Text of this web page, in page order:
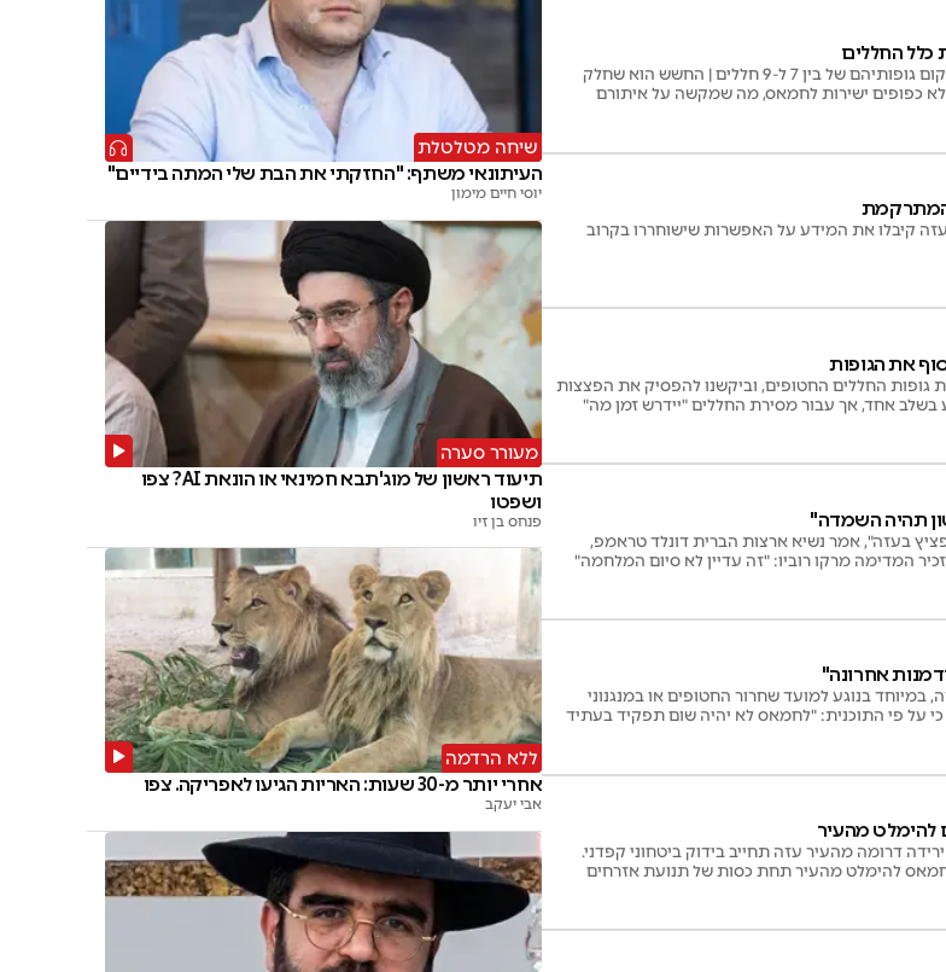
החללים
לפי הדיווח, בארגון הטרור חמאס לא יודעים את מיקום גופותיהם של בין 7 ל-9 חללים | החשש הוא שחלק
כפופים ישירות לחמאס, מה שמקשה על איתורם
המתרקמת
קיבלו את המידע על האפשרות שישוחררו בקרוב
את הגופות
גופות החללים החטופים, וביקשנו להפסיק את הפצצות
בשלב אחד, אך עבור מסירת החללים "יידרש זמן מה"
תהיה השמדה"
בעזה", אמר נשיא ארצות הברית דונלד טראמפ,
המדימה מרקו רוביו: "זה עדיין לא סיום המלחמה"
אחרונה"
בנוגע למועד שחרור החטופים או במנגנוני
על פי התוכנית: "לחמאס לא יהיה שום תפקיד בעתיד
להימלט מהעיר
דרומה מהעיר עזה תחייב בידוק ביטחוני קפדני.
חמאס להימלט מהעיר תחת כסות של תנועת אזרחים
שיחה מטלטלת
העיתונאי משתף: "החזקתי את הבת שלי המתה בידיים"
יוסי חיים מימון
מעורר סערה
תיעוד ראשון של מוג'תבא חמינאי או הונאת AI? צפו
ושפטו
פנחס בן זיו
ללא הרדמה
אחרי יותר מ-30 שעות: האריות הגיעו לאפריקה. צפו
אבי יעקב